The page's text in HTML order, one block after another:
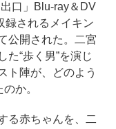
口」Blu-ray＆DV
録されるメイキン
公開された。二宮
“歩く男”を演じ
ト陣が、どのよう
か。
る赤ちゃんを、二